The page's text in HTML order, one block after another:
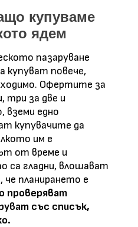
купуваме
ядем
пазаруване
купуват повече,
Офертите за
три за две и
вземи едно
купувачите да
им е
от време и
са гладни, влошават
че планирането е
проверяват
със списък,